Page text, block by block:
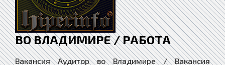
ВО ВЛАДИМИРЕ / РАБОТА
Вакансия Аудитор во Владимире / Вакансия Актуарий во Владимире / Вакансия Аналитик во Владимире / Вакансия Брокер во Владимире / Вакансия Бухгалтер во Владимире / Вакансия Дилер во Владимире / Вакансия Продавец во Владимире / Вакансия Инкассатор во Владимире / Вакансия Коммерческий директор во Владимире / Вакансия Кредитный консультант во Владимире / Вакансия Маркетолог во Владимире / Вакансия Маклер во Владимире / Вакансия Менеджер во Владимире / Вакансия Операционист во Владимире / Вакансия Сметчик во Владимире / Вакансия Снабженец во Владимире / Вакансия Страховой агент во Владимире / Вакансия Релайтер во Владимире / Вакансия Товаровед во Владимире / Вакансия Торговый представитель во Владимире / Вакансия Тренд-вотчер во Владимире / Вакансия Трейдер во Владимире / Вакансия Экономист во Владимире / Вакансия Экспедитор во Владимире / Вакансия Финансист во Владимире / Вакансия Кассир во Владимире / Вакансия Администратор базы данных во Владимире / Вакансия Веб-интегратор во Владимире / Вакансия Веб-мастер во Владимире / Вакансия Монтажник связи во Владимире / Вакансия Оператор ПК во Владимире / Вакансия Программист во Владимире / Вакансия Кодер во Владимире / Вакансия Веб-программист во Владимире / Вакансия Радист во Владимире / Вакансия Робототехник во Владимире / Вакансия Системный администратор во Владимире / Вакансия Телеграфист во Владимире / Вакансия Телефонист во Владимире / Вакансия Тестировщик во Владимире / Вакансия Медиа во Владимире / Вакансия Блоггер во Владимире / Вакансия Диктор во Владимире / Вакансия Контент-менеджер во Владимире / Вакансия Копирайтер во Владимире / Вакансия Машинистка во Владимире / Вакансия Переводчик во Владимире / Вакансия Тележурналист во Владимире / Вакансия Автослесарь во Владимире / Вакансия Автоэлектрик во Владимире / Вакансия Аккумуляторщик во Владимире / Вакансия Бондарь во Владимире / Вакансия Бульдозерист во Владимире / Вакансия Горняк во Владимире / Вакансия Грейдерист во Владимире / Вакансия Дизайнер-конструктор во Владимире / Вакансия Драпировщик во Владимире / Вакансия Заточник во Владимире / Вакансия Землекоп во Владимире / Вакансия Инженер во Владимире / Вакансия Инженер-акустик во Владимире / Вакансия Инженер-взрывотехник во Владимире / Вакансия Инженер-гальваник во Владимире / Вакансия Инженер-гидравлик во Владимире / Вакансия Инженер КИПиА во Владимире / Вакансия Инженер-конструктор во Владимире / Вакансия Инженер-механик во Владимире / Вакансия Инженер по Технике Безопасности во Владимире / Вакансия Инженер-системотехник во Владимире / Вакансия Инженер-строитель во Владимире / Вакансия Инженер-технолог во Владимире / Вакансия Инженер-физик во Владимире / Вакансия Инженер-электрик во Владимире / Вакансия Инженер-энергетик во Владимире / Вакансия Кабельщик во Владимире / Вакансия Каменотёс во Владимире / Вакансия Крановщик во Владимире / Вакансия Кровельщик во Владимире / Вакансия Кромкозакатчик во Владимире / Вакансия Кузнец во Владимире / Вакансия Лекальщик во Владимире / Вакансия Литейщик во Владимире / Вакансия Маляр во Владимире / Вакансия Маркшейдер во Владимире / Вакансия Машинист во Владимире / Вакансия Медник во Владимире / Вакансия Металлург во Владимире / Вакансия Механик во Владимире / Вакансия Монтажник во Владимире / Вакансия Моторист во Владимире / Вакансия Печник во Владимире / Вакансия Плиточник во Владимире / Вакансия Плотник во Владимире / Вакансия Промышленный альпинист во Владимире / Вакансия Проходчик во Владимире / Вакансия Радиомеханик во Владимире / Вакансия Распиловщик во Владимире / Вакансия Расточник во Владимире / Вакансия Рихтовщик во Владимире / Вакансия Сантехник во Владимире / Вакансия Сборщик во Владимире / Вакансия Сварщик во Владимире / Вакансия Слесарь во Владимире / Вакансия Скорняк во Владимире / Вакансия Сталевар во Владимире / Вакансия Столяр во Владимире / Вакансия Столяр-краснодеревщик во Владимире / Вакансия Строитель во Владимире / Вакансия Техник во Владимире / Вакансия Технолог во Владимире / Вакансия Токарь во Владимире / Вакансия Токарь-карусельщик во Владимире / Вакансия Формовщик во Владимире / Вакансия Фрезеровщик во Владимире / Вакансия Холодильщик во Владимире / Вакансия Шахтёр во Владимире / Вакансия Швея во Владимире / Вакансия Шлифовщик во Владимире / Вакансия Шорник во Владимире / Вакансия Штукатур во Владимире / Вакансия Электрик во Владимире / Вакансия Арматурщик во Владимире / Вакансия Асфальтобетонщик во Владимире / Вакансия Бетонщик во Владимире / Вакансия Дорожный рабочий во Владимире / Вакансия Землекоп во Владимире / Вакансия Известегасильщик во Владимире / Вакансия Изолировщик во Владимире / Вакансия Каменщик во Владимире / Вакансия Камнетес во Владимире / Вакансия Кессонщик во Владимире / Вакансия Кислотоупорщик во Владимире / Вакансия Комплектовщик во Владимире / Вакансия Копровщик во Владимире / Вакансия Кровельщик во Владимире / Вакансия Лепщик во Владимире / Вакансия Маляр во Владимире / Вакансия Машинист во Владимире / Вакансия Модельщик во Владимире / Вакансия Монтажник во Владимире / Вакансия Мостовщик во Владимире / Вакансия Наладчик во Владимире / Вакансия Облицовщик во Владимире / Вакансия Огнеупорщик во Владимире / Вакансия Оператор во Владимире / Вакансия Паркетчик во Владимире / Вакансия Паяльщик во Владимире / Вакансия Пескоструйщик во Владимире / Вакансия Печник во Владимире / Вакансия Плотник во Владимире / Вакансия Рабочий во Владимире / Вакансия Речной рабочий во Владимире / Вакансия Слесарь во Владимире / Вакансия Стекольщик во Владимире / Вакансия Столяр во Владимире / Вакансия Такелажник во Владимире / Вакансия Трубоклад во Владимире / Вакансия Футеровщик во Владимире / Вакансия Цементатор во Владимире / Вакансия Штукатур во Владимире / Вакансия Электромонтажник во Владимире / Вакансия Электромонтер во Владимире / Вакансия Электрослесарь во Владимире / Вакансия Инженер-лаборант во Владимире / Вакансия Инженер-химик во Владимире / Вакансия Химик во Владимире / Вакансия Верстальщик во Владимире / Вакансия Корректор во Владимире / Вакансия Переплётчик во Владимире / Вакансия Печатник во Владимире / Вакансия Редактор во Владимире / Вакансия Типограф во Владимире / Вакансия Водитель во Владимире / Вакансия Диспетчер во Владимире / Вакансия Кондуктор во Владимире / Вакансия Моторист во Владимире / Вакансия Проводник во Владимире / Вакансия Слесарь-механик во Владимире / Вакансия Стрелочник во Владимире / Вакансия Таксист во Владимире / Вакансия Экспедитор во Владимире / Вакансия Авиадиспетчер во Владимире / Вакансия Бортпроводник во Владимире / Вакансия Лоцман во Владимире / Вакансия Тальман во Владимире / Вакансия Шкипер во Владимире / Вакансия Актёр во Владимире / Вакансия Артист цирка во Владимире / Вакансия Архитектор во Владимире / Вакансия Брейдер во Владимире / Вакансия Вокалист во Владимире / Вакансия Визажист во Владимире / Вакансия Геймдизайнер во Владимире / Вакансия Гитарист во Владимире / Вакансия Гример во Владимире / Вакансия Диджей во Владимире / Вакансия Дизайнер во Владимире / Вакансия Дирижёр во Владимире / Вакансия Декоратор во Владимире / Вакансия Журналист во Владимире / Вакансия Звукорежиссёр во Владимире / Вакансия Златокузнец во Владимире / Вакансия Изобретатель во Владимире / Вакансия Иллюстратор во Владимире / Вакансия Имиджмейкер во Владимире / Вакансия Композитор во Владимире / Вакансия Кондитер во Владимире / Вакансия Мастер маникюра во Владимире / Вакансия Мастер педикюра во Владимире / Вакансия Манекенщица во Владимире / Вакансия Модель во Владимире / Вакансия Модельер во Владимире / Вакансия Музыкант во Владимире / Вакансия Парикмахер во Владимире / Вакансия Парфюмер во Владимире / Вакансия Писатель во Владимире / Вакансия Поэт во Владимире / Вакансия Программист во Владимире / Вакансия Режиссёр во Владимире / Вакансия Реставратор во Владимире / Вакансия Скульптор во Владимире / Вакансия Стилист Вакансия Танцор во Владимире / Вакансия Татуировщик во Владимире / Вакансия Флорист во Владимире / Вакансия Фотограф во Владимире / Вакансия Фотомодель во Владимире / Вакансия Хореограф во Владимире / Вакансия Ювелир во Владимире / Вакансия Художник во Владимире / Вакансия Дизайнер рекламы во Владимире / Вакансия Каскадёр во Владимире / Вакансия Сценарист во Владимире / Вакансия Задумщик во Владимире / Вакансия Бармен во Владимире / Вакансия Библиотекарь во Владимире / Вакансия Витолье во Владимире / Вакансия Горничная во Владимире / Вакансия Грузчик во Владимире / Вакансия Доула во Владимире / Вакансия Кладовщик во Владимире / Вакансия Кнопочник во Владимире / Вакансия Крупье Вакансия Лифтёр во Владимире / Вакансия Мастер маникюра во Владимире / Вакансия Менеджер во Владимире / Вакансия Мерчандайзер во Владимире / Вакансия Метрдотель во Владимире / Вакансия Няня во Владимире / Вакансия Оператор коллцентра во Владимире / Вакансия Официант Вакансия Парикмахер во Владимире / Вакансия Портной во Владимире / Вакансия Портье во Владимире / Вакансия Почтальон во Владимире / Вакансия Продавец во Владимире / Вакансия Сиделка во Владимире / Вакансия Сапожник во Владимире / Вакансия Сомелье во Владимире / Вакансия Телемастер во Владимире / Вакансия Торседор во Владимире / Вакансия Упаковщик во Владимире / Вакансия Флорист во Владимире / Вакансия Швейцар во Владимире / Вакансия Дворник во Владимире / Вакансия Клинер во Владимире / Вакансия Мусоропроводчик во Владимире / Вакансия Мусорщик во Владимире / Вакансия Садовник во Владимире / Вакансия Уборщик во Владимире / Вакансия Воспитатель во Владимире / Вакансия Декан во Владимире / Вакансия Дефектолог во Владимире / Вакансия Логопед во Владимире / Вакансия Педагог во Владимире / Вакансия Преподаватель во Владимире / Вакансия Проректор во Владимире / Вакансия Психолог во Владимире / Вакансия Ректор во Владимире / Вакансия Сурдопедагог во Владимире / Вакансия Тифлопедагог во Владимире / Вакансия УПермиль во Владимире / Вакансия Булочник во Владимире / Вакансия Квасник во Владимире / Вакансия Кондитер во Владимире / Вакансия Мельник во Владимире / Вакансия Месильщик во Владимире / Вакансия Пекарь во Владимире / Вак